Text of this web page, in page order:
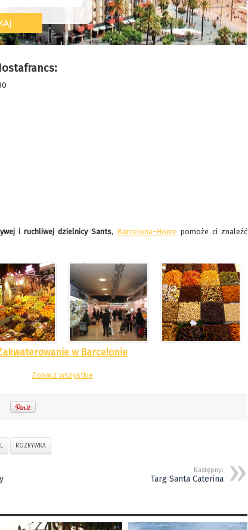
i ruchliwej dzielnicy Sants, Barcelona-Home pomoże ci znaleźć
w Barcelonie
Zobacz wszystkie
ROZRYWKA
Następny:
Targ Santa Caterina